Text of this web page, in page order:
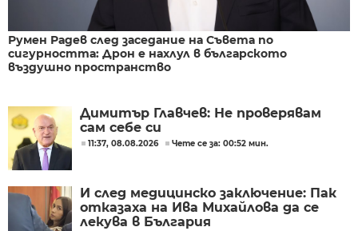
Румен Радев след заседание на Съвета по
сигурността: Дрон е нахлул в българското
въздушно пространство
Димитър Главчев: Не проверявам
сам себе си
11:37, 08.08.2026 Чете се за: 00:52 мин.
И след медицинско заключение: Пак
отказаха на Ива Михайлова да се
лекува в България